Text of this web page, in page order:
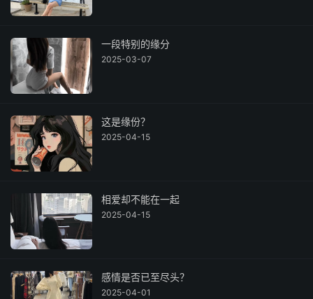
一段特别的缘分
2025-03-07
这是缘份？
2025-04-15
相爱却不能在一起
2025-04-15
感情是否已至尽头？
2025-04-01